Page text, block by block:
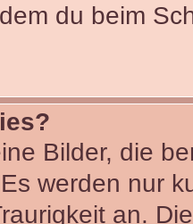
du beim
Bilder, die
werden nur
an.